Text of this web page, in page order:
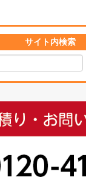
サイト内検索